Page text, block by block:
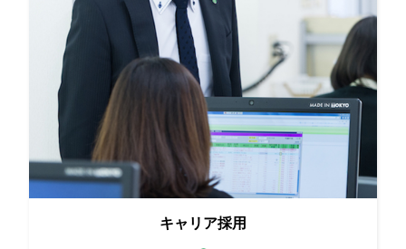
キャリア採用
全国の拠点の応募受付中